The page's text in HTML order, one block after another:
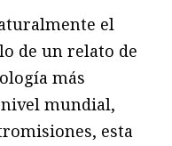
el
de un relato de
más
mundial,
esta